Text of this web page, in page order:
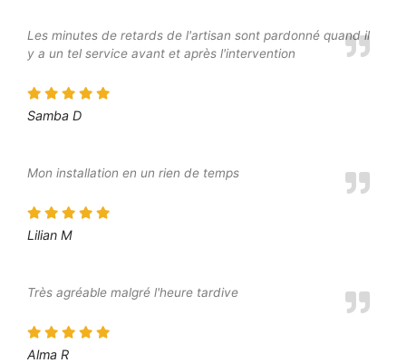
Les minutes de retards de l'artisan sont pardonné quand il
y a un tel service avant et après l'intervention
Samba D
Mon installation en un rien de temps
Lilian M
Très agréable malgré l'heure tardive
Alma R